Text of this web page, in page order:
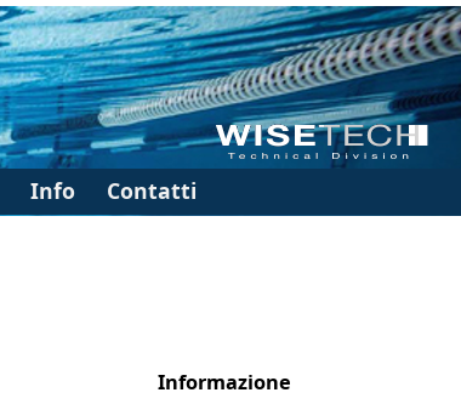
Info Contatti
Informazione